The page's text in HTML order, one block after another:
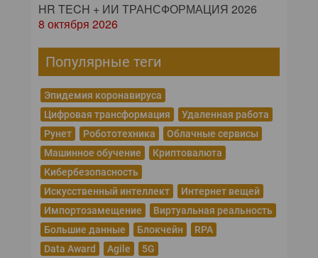
HR TECH + ИИ ТРАНСФОРМАЦИЯ 2026
8 октября 2026
Популярные теги
Эпидемия коронавируса
Цифровая трансформация
Удаленная работа
Рунет
Робототехника
Облачные сервисы
Машинное обучение
Криптовалюта
Кибербезопасность
Искусственный интеллект
Интернет вещей
Импортозамещение
Виртуальная реальность
Большие данные
Блокчейн
RPA
Data Award
Agile 5G